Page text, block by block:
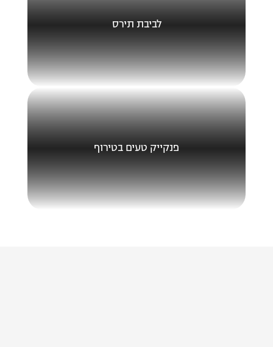
לביבת תירס
פנקייק טעים בטירוף